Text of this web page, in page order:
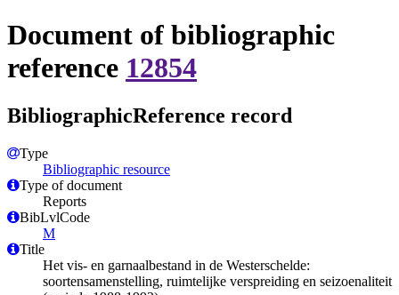
Document of bibliographic
reference 12854
BibliographicReference record
Type
Bibliographic resource
Type of document
Reports
BibLvlCode
M
Title
Het vis- en garnaalbestand in de Westerschelde:
soortensamenstelling, ruimtelijke verspreiding en seizoenaliteit